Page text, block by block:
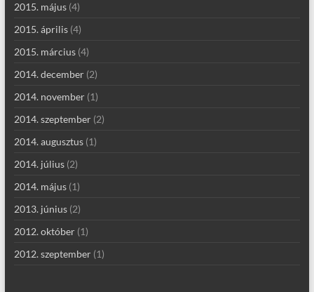
2015. május(4)
2015. április(4)
2015. március(4)
2014. december(2)
2014. november(1)
2014. szeptember(2)
2014. augusztus(1)
2014. július(2)
2014. május(1)
2013. június(2)
2012. október(1)
2012. szeptember(1)